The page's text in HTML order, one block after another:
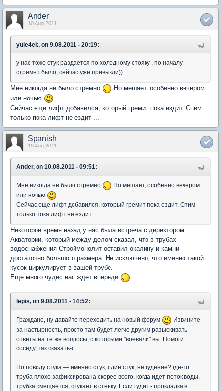
Ander
10 Aug 2011
yule4ek, on 9.08.2011 - 20:19:
у нас тоже стук раздается по холодному стояку , по началу
стремно было, сейчас уже привыкли))
Мне никогда не было стремно
Но мешает, особенно вечером
или ночью
Сейчас еще лифт добавился, который гремит пока ездит. Спим
только пока лифт не ездит ...
Spanish
10 Aug 2011
Ander, on 10.08.2011 - 09:51:
Мне никогда не было стремно
Но мешает, особенно вечером
или ночью
Сейчас еще лифт добавился, который гремит пока ездит. Спим
только пока лифт не ездит ...
Некоторое время назад у нас была встреча с директором
Акватории, который между делом сказал, что в трубах
водоснабжения Строймонолит оставил окалину и камни
достаточно большого размера. Не исключено, что именно такой
кусок циркулирует в вашей трубе.
Еще много чудес нас ждет впереди
lepis, on 9.08.2011 - 14:52:
Граждане, ну давайте переходить на новый форум
Извините
за настырность, просто там будет легче другим разыскивать
ответы на те же вопросы, с которыми "воевали" вы. Помоги
соседу, так сказать-с.
По поводу стука — именно стук, один стук, не гудение? где-то
труба плохо зафиксирована скорее всего, когда идет поток воды,
трубка смещается, стукает в стенку. Если гудит - прокладка в